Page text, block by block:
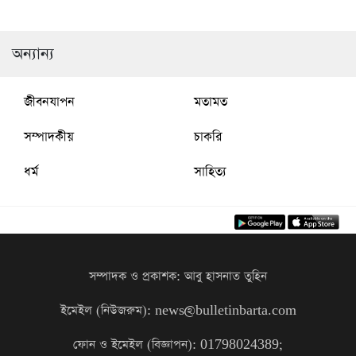
অন্যান্য
জীবনযাপন
মতামত
সম্পাদকীয়
চাকরি
ধর্ম
সাহিত্য
সম্পাদক ও প্রকাশক: আবু হাসনাত তুহিন
ইমেইল (নিউজরুম): news@bulletinbarta.com
ফোন ও ইমেইল (বিজ্ঞাপন): 01798024389;